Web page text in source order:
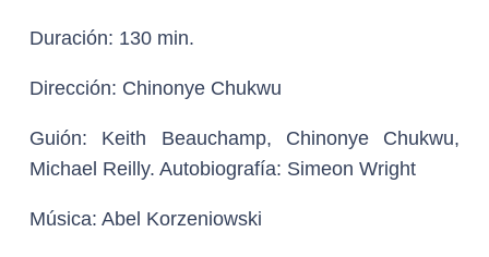
Duración: 130 min.
Dirección: Chinonye Chukwu
Guión: Keith Beauchamp, Chinonye Chukwu,
Michael Reilly. Autobiografía: Simeon Wright
Música: Abel Korzeniowski